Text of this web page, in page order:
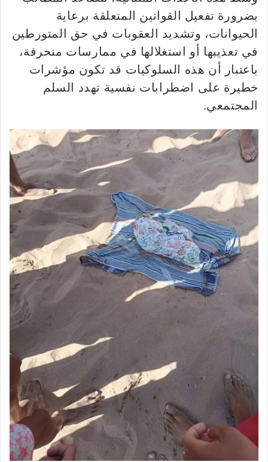
بضرورة تفعيل القوانين المتعلقة برعاية
الحيوانات، وتشديد العقوبات في حق المتورطين
في تعذيبها أو استغلالها في ممارسات منحرفة،
باعتبار أن هذه السلوكيات قد تكون مؤشرات
خطيرة على اضطرابات نفسية تهدد السلم
المجتمعي.